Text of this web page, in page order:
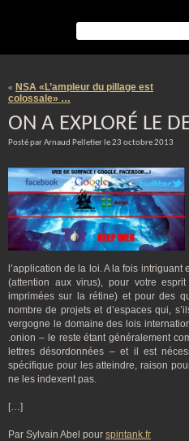
« NSA «L’ampleur du pillage est
colossale» …
ON A EXPLORÉ LE
Posté par Arnaud Pelletier le 23 octobre 2013
l’application de la loi. A la fois
(attention aux virus), pour votre
imprimées sur la rétine) et pour des
nombre de projets et d’espaces qui,
vergogne le domaine des lois
.onion – le reste étant généralement
lettres désordonnées – et il est
spécifique pour les atteindre, raison
ne les indexent pas.
[…]
Par Sylvain Abel pour spintank.fr